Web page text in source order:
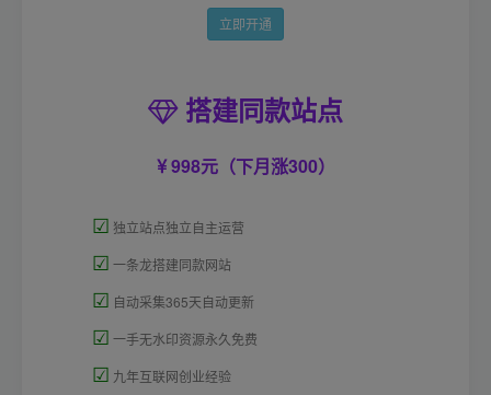
立即开通
搭建同款站点
998元（下月涨300）
☑ 独立站点独立自主运营
☑ 一条龙搭建同款网站
☑ 自动采集365天自动更新
☑ 一手无水印资源永久免费
☑ 九年互联网创业经验